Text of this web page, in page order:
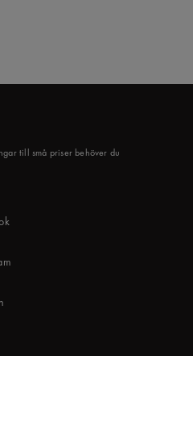
till små priser behöver du